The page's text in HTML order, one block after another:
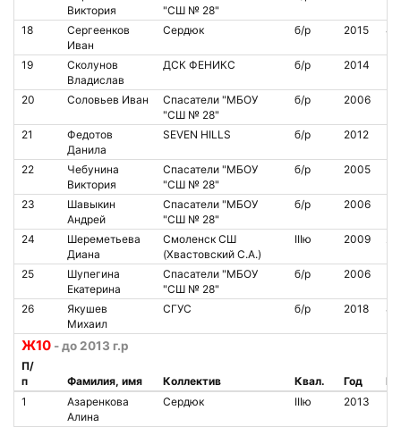
Виктория
"СШ № 28"
18
Сергеенков
Иван
Сердюк б/р 2015
19
Сколунов
Владислав
ДСК ФЕНИКС б/р 2014
20 Соловьев Иван
Спасатели "МБОУ
"СШ № 28"
б/р 2006
21
Федотов
Данила
SEVEN HILLS б/р 2012
22
Чебунина
Виктория
Спасатели "МБОУ
"СШ № 28"
б/р 2005
23
Шавыкин
Андрей
Спасатели "МБОУ
"СШ № 28"
б/р 2006
24
Шереметьева
Диана
Смоленск СШ
(Хвастовский С.А.)
IIIю 2009
25
Шупегина
Екатерина
Спасатели "МБОУ
"СШ № 28"
б/р 2006
26
Якушев
Михаил
СГУС б/р 2018
Ж10 - до 2013 г.р
П/
п
Фамилия, имя Коллектив Квал. Год
№
1
Азаренкова
Алина
Сердюк IIIю 2013